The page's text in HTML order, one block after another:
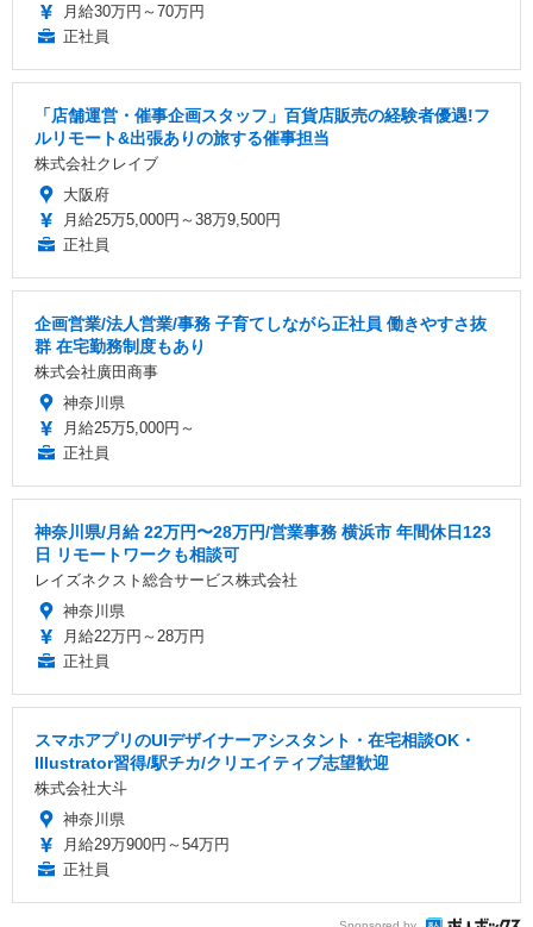
月給30万円～70万円
正社員
「店舗運営・催事企画スタッフ」百貨店販売の経験者優遇!フ
ルリモート&出張ありの旅する催事担当
株式会社クレイブ
大阪府
月給25万5,000円～38万9,500円
正社員
企画営業/法人営業/事務 子育てしながら正社員 働きやすさ抜
群 在宅勤務制度もあり
株式会社廣田商事
神奈川県
月給25万5,000円～
正社員
神奈川県/月給 22万円〜28万円/営業事務 横浜市 年間休日123
日 リモートワークも相談可
レイズネクスト総合サービス株式会社
神奈川県
月給22万円～28万円
正社員
スマホアプリのUIデザイナーアシスタント・在宅相談OK・
Illustrator習得/駅チカ/クリエイティブ志望歓迎
株式会社大斗
神奈川県
月給29万900円～54万円
正社員